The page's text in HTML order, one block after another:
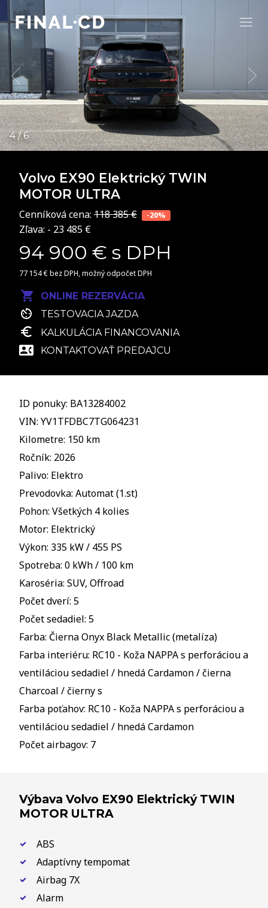
Volvo EX90 Elektrický TWIN
MOTOR ULTRA
Cenníková cena: 118 385 € -20%
Zľava: - 23 485 €
94 900 € s DPH
77 154 € bez DPH, možný odpočet DPH
ONLINE REZERVÁCIA
TESTOVACIA JAZDA
KALKULÁCIA FINANCOVANIA
KONTAKTOVAŤ PREDAJCU
ID ponuky: BA13284002
VIN: YV1TFDBC7TG064231
Kilometre: 150 km
Ročník: 2026
Palivo: Elektro
Prevodovka: Automat (1.st)
Pohon: Všetkých 4 kolies
Motor: Elektrický
Výkon: 335 kW / 455 PS
Spotreba: 0 kWh / 100 km
Karoséria: SUV, Offroad
Počet dverí: 5
Počet sedadiel: 5
Farba: Čierna Onyx Black Metallic (metalíza)
Farba interiéru: RC10 - Koža NAPPA s perforáciou a
ventiláciou sedadiel / hnedá Cardamon / čierna
Charcoal / čierny s
Farba poťahov: RC10 - Koža NAPPA s perforáciou a
ventiláciou sedadiel / hnedá Cardamon
Počet airbagov: 7
Výbava Volvo EX90 Elektrický TWIN
MOTOR ULTRA
ABS
Adaptívny tempomat
Airbag 7X
Alarm